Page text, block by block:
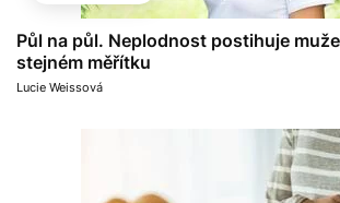
Půl na půl. Neplodnost postihuje
stejném měřítku
Lucie Weissová